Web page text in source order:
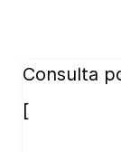
Consulta
[